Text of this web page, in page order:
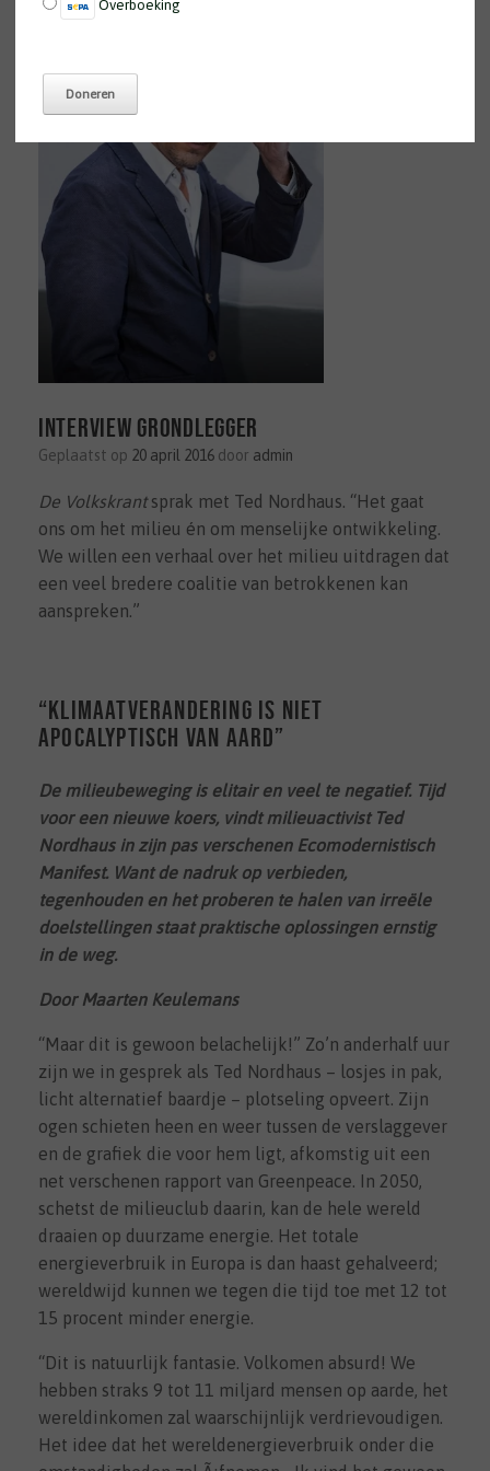
Interview grondlegger
Geplaatst op 20 april 2016 door admin
De Volkskrantsprak met Ted Nordhaus. “Het gaat
ons om het milieu én om menselijke ontwikkeling.
We willen een verhaal over het milieu uitdragen dat
een veel bredere coalitie van betrokkenen kan
aanspreken.”
“Klimaatverandering is niet
apocalyptisch van aard”
De milieubeweging is elitair en veel te negatief. Tijd
voor een nieuwe koers, vindt milieuactivist Ted
Nordhaus in zijn pas verschenen Ecomodernistisch
Manifest. Want de nadruk op verbieden,
tegenhouden en het proberen te halen van irreële
doelstellingen staat praktische oplossingen ernstig
in de weg.
Door Maarten Keulemans
“Maar dit is gewoon belachelijk!” Zo’n anderhalf uur
zijn we in gesprek als Ted Nordhaus – losjes in pak,
licht alternatief baardje – plotseling opveert. Zijn
ogen schieten heen en weer tussen de verslaggever
en de grafiek die voor hem ligt, afkomstig uit een
net verschenen rapport van Greenpeace. In 2050,
schetst de milieuclub daarin, kan de hele wereld
draaien op duurzame energie. Het totale
energieverbruik in Europa is dan haast gehalveerd;
wereldwijd kunnen we tegen die tijd toe met 12 tot
15 procent minder energie.
“Dit is natuurlijk fantasie. Volkomen absurd! We
hebben straks 9 tot 11 miljard mensen op aarde, het
wereldinkomen zal waarschijnlijk verdrievoudigen.
Het idee dat het wereldenergieverbruik onder die
Overboeking